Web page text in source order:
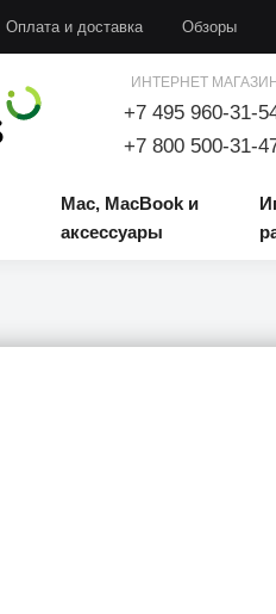
Оплата и доставка Обзоры
ИНТЕРНЕТ МАГАЗИН
+7 495 960-31-
+7 800 500-31-
Mac, MacBook и
аксессуары